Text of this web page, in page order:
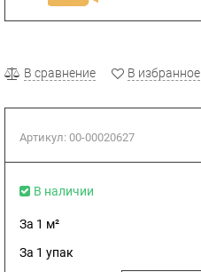
В сравнение В избранное
Артикул: 00-00020627
В наличии
За 1 м²
За 1 упак